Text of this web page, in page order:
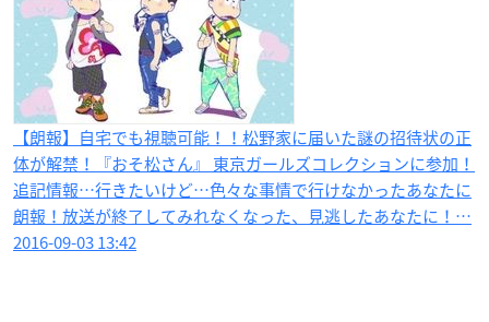
【朗報】自宅でも視聴可能！！松野家に届いた謎の招待状の正
体が解禁！『おそ松さん』 東京ガールズコレクションに参加！
追記情報…行きたいけど…色々な事情で行けなかったあなたに
朗報！放送が終了してみれなくなった、見逃したあなたに！…
2016-09-03 13:42